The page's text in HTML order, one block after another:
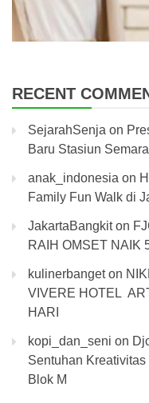
RECENT
SejarahSenja on
Baru Stasiun
anak_indonesia on
Family Fun Walk di
JakartaBangkiton
RAIH OMSET NAIK
kulinerbangeton
VIVERE HOTEL
HARI
kopi_dan_seni on
Sentuhan
Blok M